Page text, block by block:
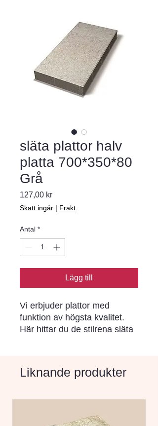
släta plattor halv
platta 700*350*80
Grå
127,00 krPris
Skatt ingår | Frakt
Antal *
Lägg till
Vi erbjuder plattor med
funktion av högsta kvalitet.
Här hittar du de stilrena släta
dekorsten. men även med
Liknande produkter